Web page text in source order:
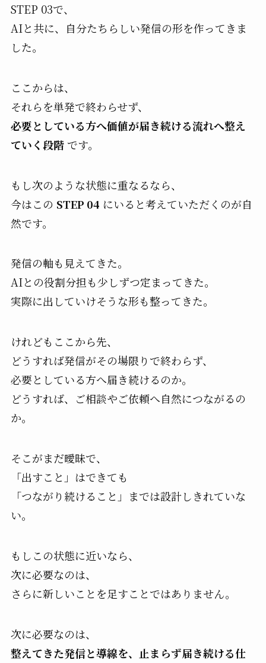
STEP 03で、
AIと共に、自分たちらしい発信の形を作ってきま
した。
ここからは、
それらを単発で終わらせず、
必要としている方へ価値が届き続ける流れへ整え
ていく段階です。
もし次のような状態に重なるなら、
今はこの STEP 04 にいると考えていただくのが自
然です。
発信の軸も見えてきた。
AIとの役割分担も少しずつ定まってきた。
実際に出していけそうな形も整ってきた。
けれどもここから先、
どうすれば発信がその場限りで終わらず、
必要としている方へ届き続けるのか。
どうすれば、ご相談やご依頼へ自然につながるの
か。
そこがまだ曖昧で、
「出すこと」はできても
「つながり続けること」までは設計しきれていな
い。
もしこの状態に近いなら、
次に必要なのは、
さらに新しいことを足すことではありません。
次に必要なのは、
整えてきた発信と導線を、止まらず届き続ける仕